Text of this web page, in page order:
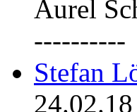
Aurel
----------
Stefan
24.02.18